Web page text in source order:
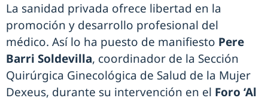
La sanidad privada ofrece libertad en la
promoción y desarrollo profesional del
médico. Así lo ha puesto de manifiesto Pere
Barri Soldevilla, coordinador de la Sección
Quirúrgica Ginecológica de Salud de la Mujer
Dexeus, durante su intervención en el Foro ‘Al